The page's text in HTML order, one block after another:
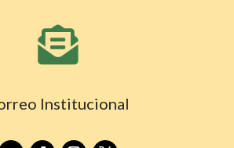

Institucional